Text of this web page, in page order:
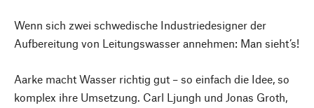
Wenn sich zwei schwedische Industriedesigner der
Aufbereitung von Leitungswasser annehmen: Man sieht’s!
Aarke macht Wasser richtig gut – so einfach die Idee, so
komplex ihre Umsetzung. Carl Ljungh und Jonas Groth,